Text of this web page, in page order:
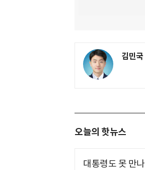
김민
오늘의 핫뉴스
대통령도 못 만